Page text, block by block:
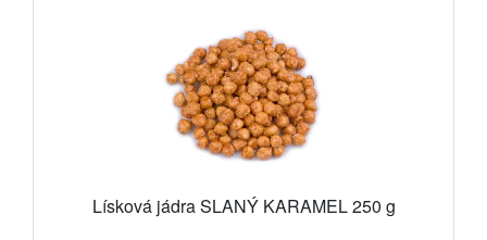
Lísková jádra SLANÝ KARAMEL 250 g